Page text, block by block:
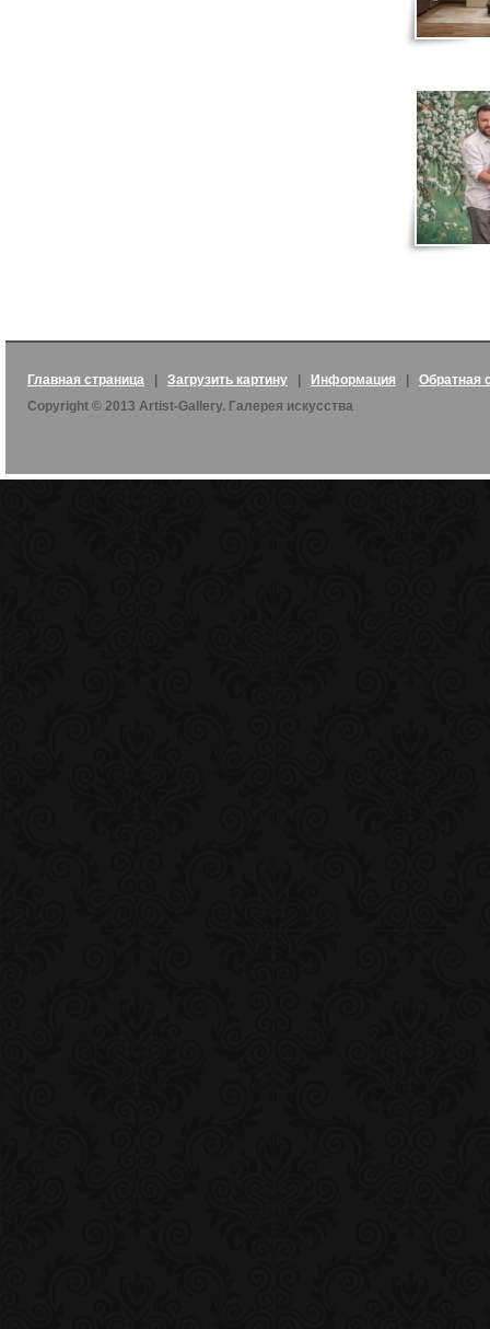
Главная страница Загрузить картину Информация
Обратная
Copyright © 2013 Artist-Gallery. Галерея искусства